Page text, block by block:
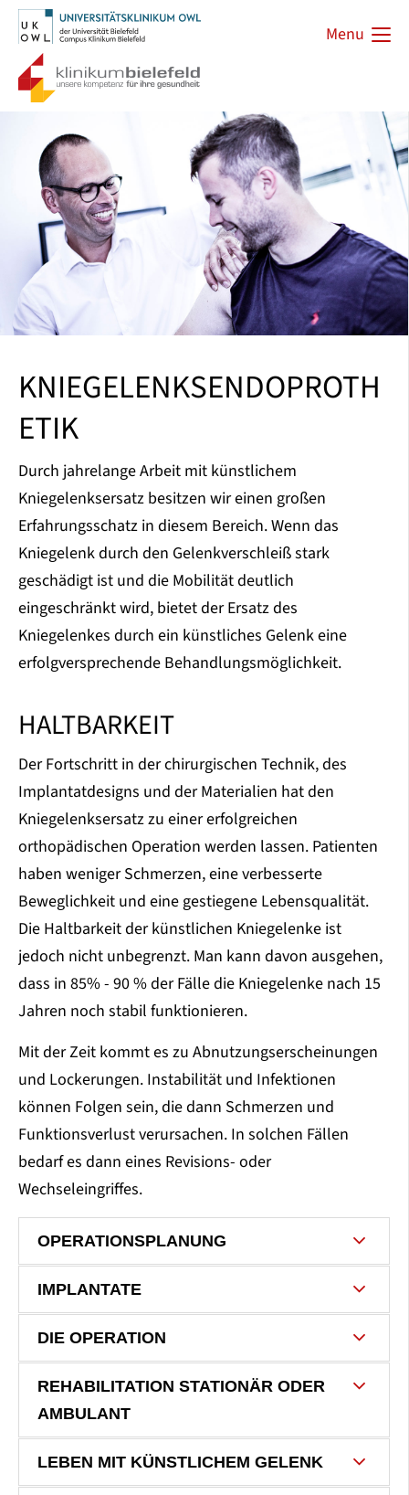
Menu
KNIEGELENKSENDOPROTH
ETIK
Durch jahrelange Arbeit mit künstlichem
Kniegelenksersatz besitzen wir einen großen
Erfahrungsschatz in diesem Bereich. Wenn das
Kniegelenk durch den Gelenkverschleiß stark
geschädigt ist und die Mobilität deutlich
eingeschränkt wird, bietet der Ersatz des
Kniegelenkes durch ein künstliches Gelenk eine
erfolgversprechende Behandlungsmöglichkeit.
HALTBARKEIT
Der Fortschritt in der chirurgischen Technik, des
Implantatdesigns und der Materialien hat den
Kniegelenksersatz zu einer erfolgreichen
orthopädischen Operation werden lassen. Patienten
haben weniger Schmerzen, eine verbesserte
Beweglichkeit und eine gestiegene Lebensqualität.
Die Haltbarkeit der künstlichen Kniegelenke ist
jedoch nicht unbegrenzt. Man kann davon ausgehen,
dass in 85% - 90 % der Fälle die Kniegelenke nach 15
Jahren noch stabil funktionieren.
Mit der Zeit kommt es zu Abnutzungserscheinungen
und Lockerungen. Instabilität und Infektionen
können Folgen sein, die dann Schmerzen und
Funktionsverlust verursachen. In solchen Fällen
bedarf es dann eines Revisions- oder
Wechseleingriffes.
OPERATIONSPLANUNG
IMPLANTATE
DIE OPERATION
REHABILITATION STATIONÄR ODER
AMBULANT
LEBEN MIT KÜNSTLICHEM GELENK